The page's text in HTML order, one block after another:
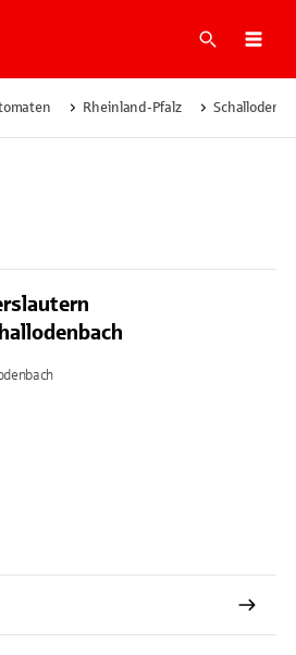
Suche
Rheinland-Pfalz